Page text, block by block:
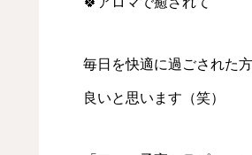
毎日を快適に過ごされた
良いと思います（笑）